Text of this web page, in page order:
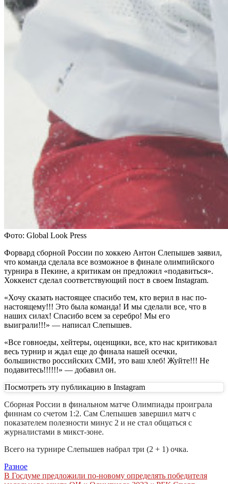
Фото: Global Look Press
Форвард сборной России по хоккею Антон Слепышев заявил,
что команда сделала все возможное в финале олимпийского
турнира в Пекине, а критикам он предложил «подавиться».
Хоккеист сделал соответствующий пост в своем Instagram.
«Хочу сказать настоящее спасибо тем, кто верил в нас по-
настоящему!!! Это была команда! И мы сделали все, что в
наших силах! Спасибо всем за серебро! Мы его
выиграли!!!» — написал Слепышев.
«Все говноеды, хейтеры, оценщики, все, кто нас критиковал
весь турнир и ждал еще до финала нашей осечки,
большинство российских СМИ, это ваш хлеб! Жуйте!!! Не
подавитесь!!!!!!» — добавил он.
Посмотреть эту публикацию в Instagram
Сборная России в финальном матче Олимпиады проиграла
финнам со счетом 1:2. Сам Слепышев завершил матч с
показателем полезности минус 2 и не стал общаться с
журналистами в микст-зоне.
Всего на турнире Слепышев набрал три (2 + 1) очка.
Разное
Навигация
В Госдуме предложили по-новому определять победителя